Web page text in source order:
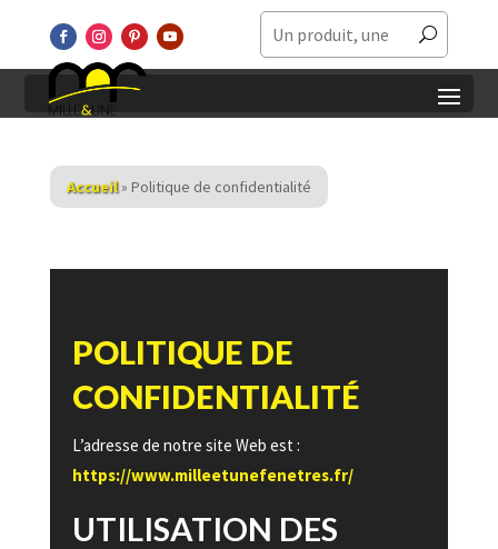
Accueil» Politique de confidentialité
POLITIQUE DE
CONFIDENTIALITÉ
L’adresse de notre site Web est :
https://www.milleetunefenetres.fr/
UTILISATION DES